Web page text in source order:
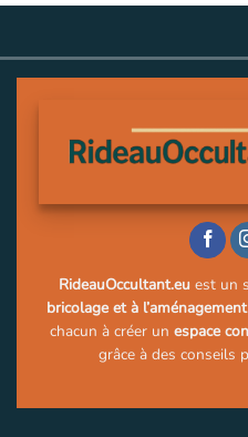
RideauOccultant.eu est un
bricolage et à
chacun à créer un espace
grâce à des conseils